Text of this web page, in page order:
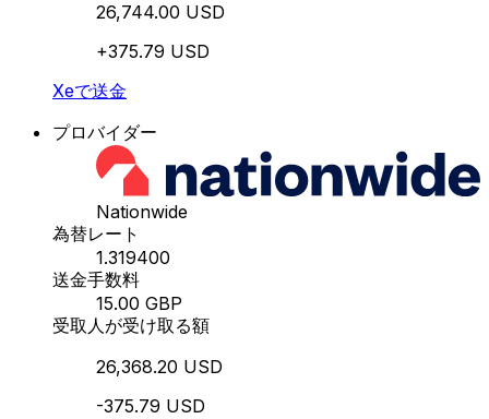
26,744.00 USD
+375.79 USD
Xeで送金
プロバイダー
Nationwide
為替レート
1.319400
送金手数料
15.00 GBP
受取人が受け取る額
26,368.20 USD
-375.79 USD